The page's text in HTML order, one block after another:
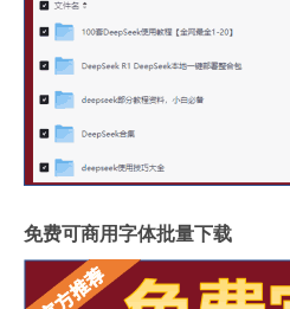
免费可商用字体批量下载